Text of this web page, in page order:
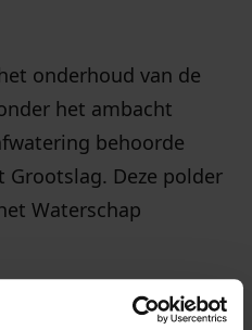
onderhoud van de
het ambacht
behoorde
Deze polder
Waterschap
werden in